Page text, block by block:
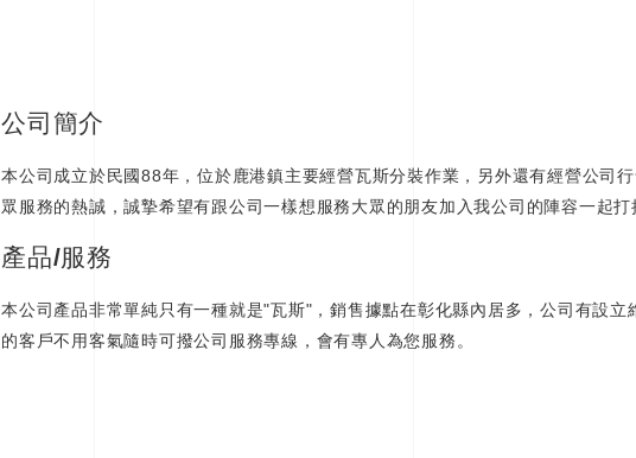
公司簡介
本公司成立於民國88年，位於鹿港鎮主要經營瓦斯分裝作業，另外還有經營公司
眾服務的熱誠，誠摯希望有跟公司一樣想服務大眾的朋友加入我公司的陣容一起打
產品/服務
本公司產品非常單純只有一種就是"瓦斯"，銷售據點在彰化縣內居多，公司有設
的客戶不用客氣隨時可撥公司服務專線，會有專人為您服務。